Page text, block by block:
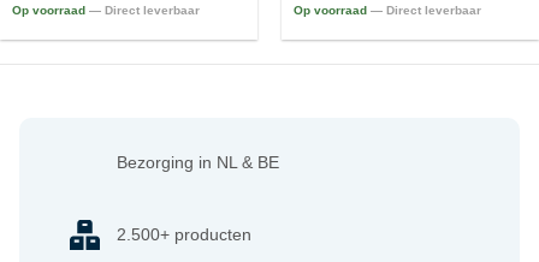
Op voorraad — Direct leverbaar Op voorraad — Direct leverbaar
Bezorging in NL & BE
2.500+ producten